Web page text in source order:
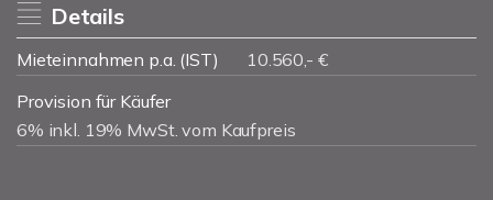
Details
Mieteinnahmen p.a. (IST)
10.560,- €
Provision für Käufer
6% inkl. 19% MwSt. vom Kaufpreis